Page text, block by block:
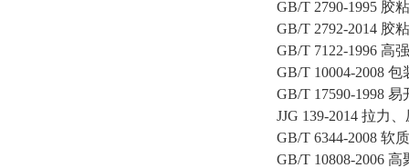
GB/T 2790-1995 胶
GB/T 2792-2014 胶
GB/T 7122-1996 高
GB/T 10004-2008
GB/T 17590-1998
JJG 139-2014 拉力
GB/T 6344-2008 软
GB/T 10808-2006